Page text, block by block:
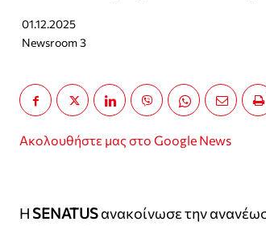
01.12.2025
Newsroom 3
Ακολουθήστε μας στο Google News
Η SENATUSανακοίνωσε την